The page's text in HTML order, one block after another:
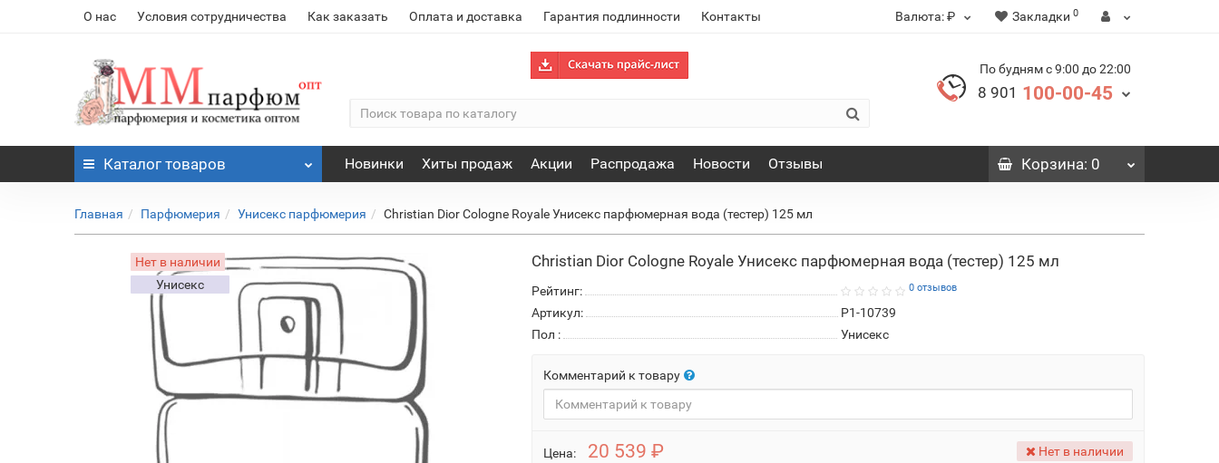
О нас Условия сотрудничества Как заказать Оплата и доставка Гарантия подлинности Контакты Валюта:₽ Закладки 0
По будням с 9:00 до 22:00
8 901 100-00-45
Каталог товаров Новинки Хиты продаж Акции Распродажа Новости Отзывы Корзина: 0
Главная Парфюмерия Унисекс парфюмерия Christian Dior Cologne Royale Унисекс парфюмерная вода (тестер) 125 мл
Нет в наличии
Унисекс
Christian Dior Cologne Royale Унисекс парфюмерная вода (тестер) 125 мл
Рейтинг: 0 отзывов
Артикул:
P1-10739
Пол : Унисекс
Комментарий к товару
Цена: 20 539 ₽ Нет в наличии